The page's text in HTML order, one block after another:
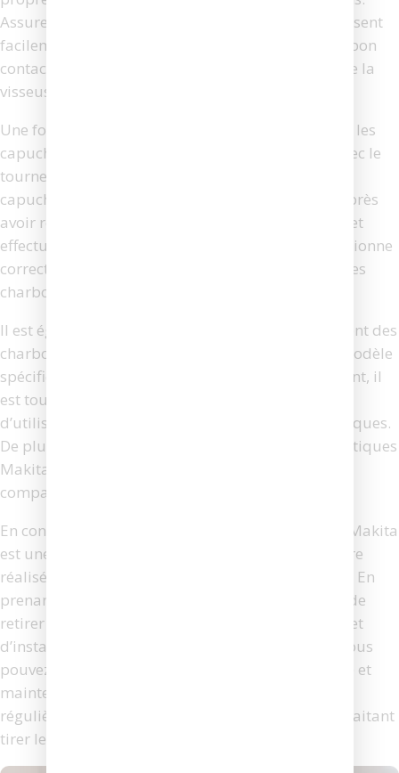
Assurez-vous qu’ils sont bien en place et qu’ils glissent
facilement dans leur logement. Cela garantira un bon
contact électrique et une performance optimale de la
visseuse.
Une fois les nouveaux charbons installés, replacez les
capuchons de charbon et serrez-les fermement avec le
tournevis. Il est crucial de ne pas trop serrer les
capuchons pour éviter d’endommager les filets. Après
avoir replacé les capuchons, branchez la visseuse et
effectuez un test de fonctionnement. Si l’outil fonctionne
correctement, cela signifie que le remplacement des
charbons a été effectué avec succès.
Il est également utile de savoir que le remplacement des
charbons peut varier légèrement en fonction du modèle
spécifique de votre visseuse Makita. Par conséquent, il
est toujours recommandé de consulter le manuel
d’utilisation de l’outil pour des instructions spécifiques.
De plus, l’utilisation de pièces de rechange authentiques
Makita est fortement conseillée pour garantir la
compatibilité et la durabilité de l’outil.
En conclusion, changer le charbon d’une visseuse Makita
est une opération relativement simple qui peut être
réalisée en suivant quelques étapes méthodiques. En
prenant soin de débrancher l’outil, de localiser et de
retirer les charbons usés, de nettoyer le logement et
d’installer correctement les nouveaux charbons, vous
pouvez prolonger la durée de vie de votre visseuse et
maintenir ses performances. Cette maintenance
régulière est essentielle pour tout utilisateur souhaitant
tirer le meilleur parti de son équipement Makita.